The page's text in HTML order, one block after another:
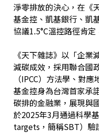
淨零排放的決心，在《
基金控、凱基銀行、凱
協議1.5°C溫控路徑肯
《天下雜誌》以「企業
減碳成效，採用聯合國
（IPCC）方法學、對
基金控身為台灣首家承
碳排的金融業，展現與
於2025年3月通過科學
targets，簡稱SBT）驗